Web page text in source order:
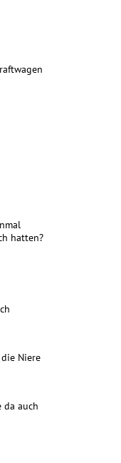
hatten?
Niere
da auch